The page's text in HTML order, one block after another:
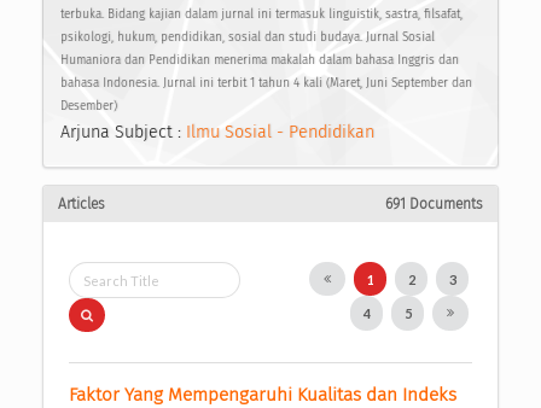
terbuka. Bidang kajian dalam jurnal ini termasuk linguistik, sastra, filsafat,
psikologi, hukum, pendidikan, sosial dan studi budaya. Jurnal Sosial
Humaniora dan Pendidikan menerima makalah dalam bahasa Inggris dan
bahasa Indonesia. Jurnal ini terbit 1 tahun 4 kali (Maret, Juni September dan
Desember)
Arjuna Subject : Ilmu Sosial - Pendidikan
Articles 691 Documents
1 2 3
4 5
Faktor Yang Mempengaruhi Kualitas dan Indeks